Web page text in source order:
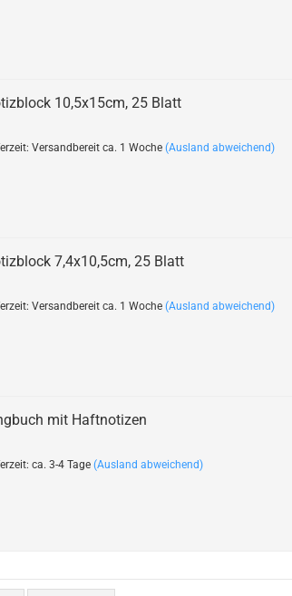
10,5x15cm, 25 Blatt
Versandbereit ca. 1 Woche (Ausland abweichend)
7,4x10,5cm, 25 Blatt
Versandbereit ca. 1 Woche (Ausland abweichend)
mit Haftnotizen
ca. 3-4 Tage (Ausland abweichend)